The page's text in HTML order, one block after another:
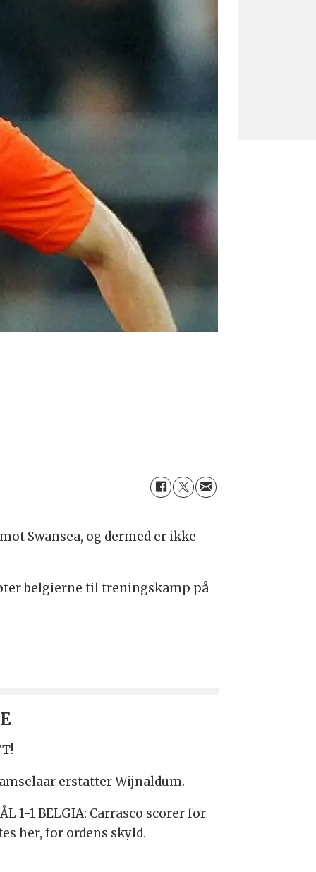
Swansea, og dermed er ikke
belgierne til treningskamp på
erstatter Wijnaldum.
1-1 BELGIA: Carrasco scorer for
her, for ordens skyld.